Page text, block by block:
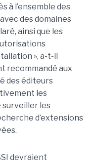
à l’ensemble des
des domaines
ainsi que les
», a-t-il
recommandé aux
des éditeurs
les
surveiller les
d’extensions
devraient